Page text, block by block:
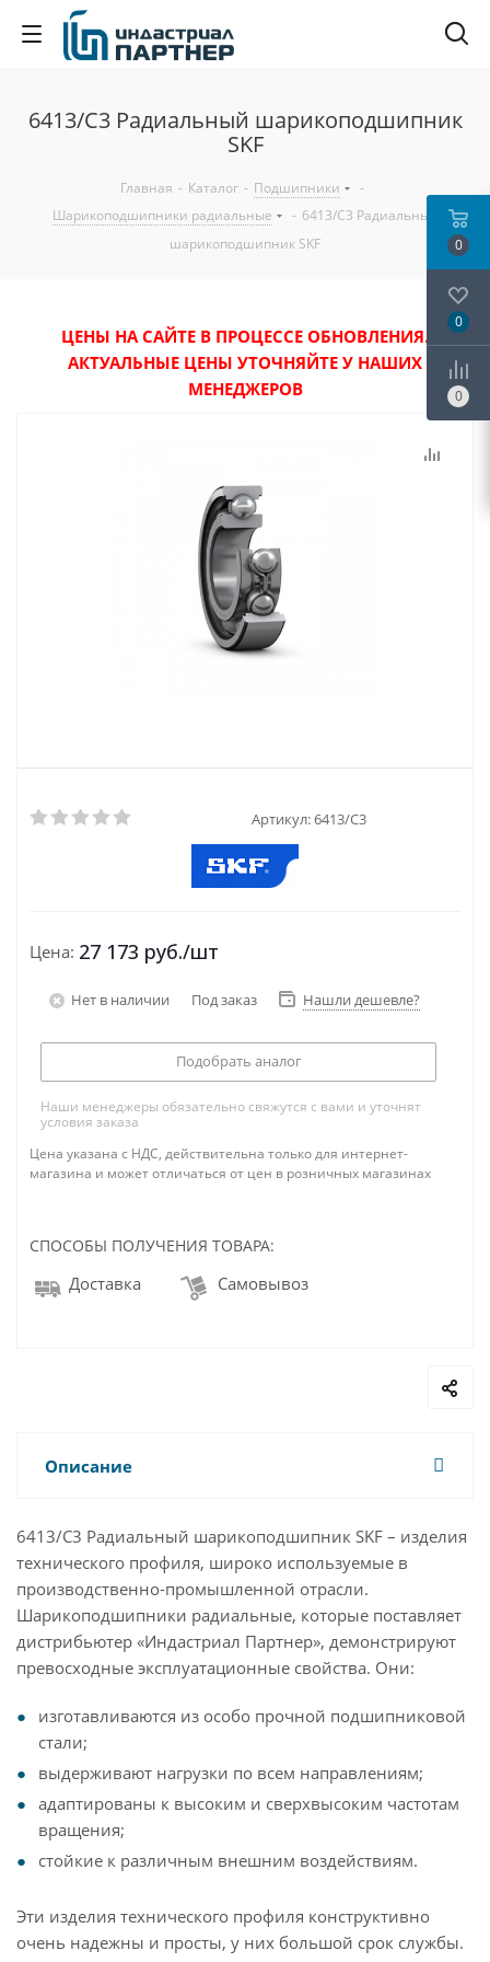
6413/C3 Радиальный шарикоподшипник
SKF
Главная - Каталог - Подшипники
-
Шарикоподшипники радиальные
- 6413/C3 Радиальный
шарикоподшипник SKF
ЦЕНЫ НА САЙТЕ В ПРОЦЕССЕ ОБНОВЛЕНИЯ.
АКТУАЛЬНЫЕ ЦЕНЫ УТОЧНЯЙТЕ У НАШИХ
МЕНЕДЖЕРОВ
Артикул:6413/C3
Цена: 27 173 руб./шт
Нет в наличии Под заказ Нашли дешевле?
Подобрать аналог
Наши менеджеры обязательно свяжутся с вами и уточнят
условия заказа
Цена указана с НДС, действительна только для интернет-
магазина и может отличаться от цен в розничных магазинах
СПОСОБЫ ПОЛУЧЕНИЯ ТОВАРА:
Доставка Самовывоз
Описание
6413/C3 Радиальный шарикоподшипник SKF – изделия
технического профиля, широко используемые в
производственно-промышленной отрасли.
Шарикоподшипники радиальные, которые поставляет
дистрибьютер «Индастриал Партнер», демонстрируют
превосходные эксплуатационные свойства. Они:
изготавливаются из особо прочной подшипниковой
стали;
выдерживают нагрузки по всем направлениям;
адаптированы к высоким и сверхвысоким частотам
вращения;
стойкие к различным внешним воздействиям.
Эти изделия технического профиля конструктивно
очень надежны и просты, у них большой срок службы.
0
0
0